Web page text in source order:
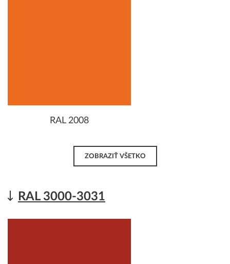
RAL 2008
ZOBRAZIŤ VŠETKO
RAL 3000-3031